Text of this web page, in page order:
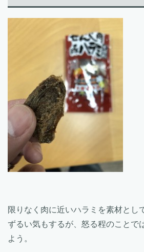
限りなく肉に近いハラミを素材とし
ずるい気もするが、怒る程のことで
よう。